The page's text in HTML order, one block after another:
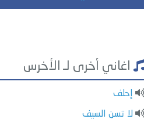
اغاني أخرى لـ الأخرس
إحلف
لا تسن السيف